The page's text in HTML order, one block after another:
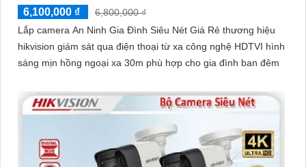
6,100,000 ₫
6,800,000 ₫
Lắp camera An Ninh Gia Đình Siêu Nét Giá Rẻ thương hiệu
hikvision giám sát qua điện thoại từ xa công nghệ HDTVI hình
sáng mịn hồng ngoại xa 30m phù hợp cho gia đình ban đêm